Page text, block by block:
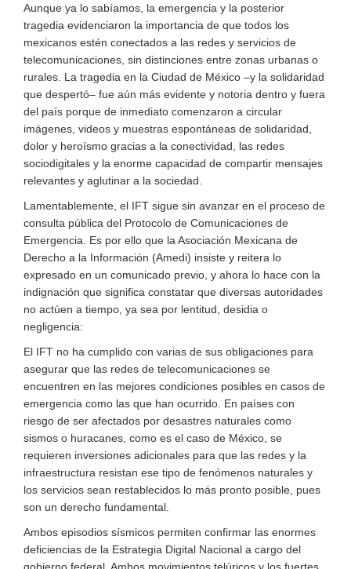
Aunque ya lo sabíamos, la emergencia y la posterior
tragedia evidenciaron la importancia de que todos los
mexicanos estén conectados a las redes y servicios de
telecomunicaciones, sin distinciones entre zonas urbanas o
rurales. La tragedia en la Ciudad de México –y la solidaridad
que despertó– fue aún más evidente y notoria dentro y fuera
del país porque de inmediato comenzaron a circular
imágenes, videos y muestras espontáneas de solidaridad,
dolor y heroísmo gracias a la conectividad, las redes
sociodigitales y la enorme capacidad de compartir mensajes
relevantes y aglutinar a la sociedad.
Lamentablemente, el IFT sigue sin avanzar en el proceso de
consulta pública del Protocolo de Comunicaciones de
Emergencia. Es por ello que la Asociación Mexicana de
Derecho a la Información (Amedi) insiste y reitera lo
expresado en un comunicado previo, y ahora lo hace con la
indignación que significa constatar que diversas autoridades
no actúen a tiempo, ya sea por lentitud, desidia o
negligencia:
El IFT no ha cumplido con varias de sus obligaciones para
asegurar que las redes de telecomunicaciones se
encuentren en las mejores condiciones posibles en casos de
emergencia como las que han ocurrido. En países con
riesgo de ser afectados por desastres naturales como
sismos o huracanes, como es el caso de México, se
requieren inversiones adicionales para que las redes y la
infraestructura resistan ese tipo de fenómenos naturales y
los servicios sean restablecidos lo más pronto posible, pues
son un derecho fundamental.
Ambos episodios sísmicos permiten confirmar las enormes
deficiencias de la Estrategia Digital Nacional a cargo del
gobierno federal. Ambos movimientos telúricos y los fuertes